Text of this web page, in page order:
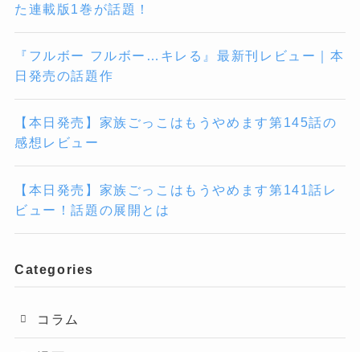
た連載版1巻が話題！
『フルボー フルボー…キレる』最新刊レビュー｜本
日発売の話題作
【本日発売】家族ごっこはもうやめます第145話の
感想レビュー
【本日発売】家族ごっこはもうやめます第141話レ
ビュー！話題の展開とは
Categories
コラム